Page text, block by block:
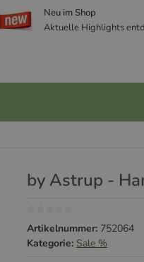
Neu im Shop
Aktuelle Highlights
by Astrup -
Artikelnummer: 752064
Kategorie: Sale %